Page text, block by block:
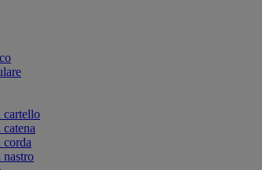
cartello
corda
nastro